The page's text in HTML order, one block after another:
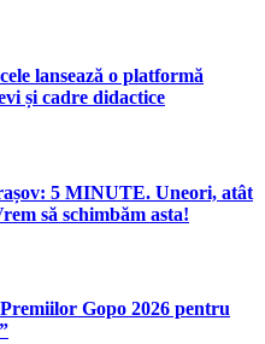
lansează o platformă
și cadre didactice
5 MINUTE. Uneori, atât
să schimbăm asta!
Gopo 2026 pentru